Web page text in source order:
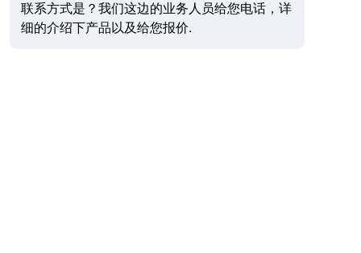
联系方式是？我们这边的业务人员给您电话，详
细的介绍下产品以及给您报价.